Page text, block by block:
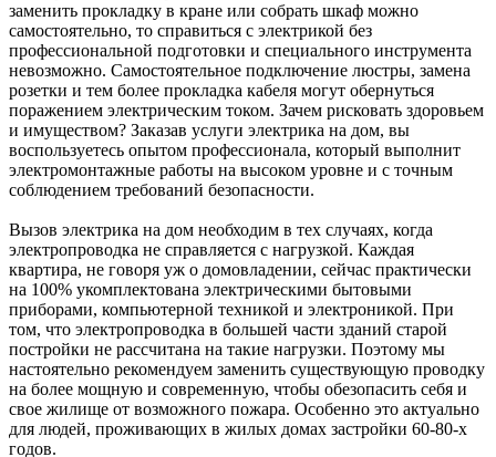
заменить прокладку в кране или собрать шкаф можно
самостоятельно, то справиться с электрикой без
профессиональной подготовки и специального инструмента
невозможно. Самостоятельное подключение люстры, замена
розетки и тем более прокладка кабеля могут обернуться
поражением электрическим током. Зачем рисковать здоровьем
и имуществом? Заказав услуги электрика на дом, вы
воспользуетесь опытом профессионала, который выполнит
электромонтажные работы на высоком уровне и с точным
соблюдением требований безопасности.
Вызов электрика на дом необходим в тех случаях, когда
электропроводка не справляется с нагрузкой. Каждая
квартира, не говоря уж о домовладении, сейчас практически
на 100% укомплектована электрическими бытовыми
приборами, компьютерной техникой и электроникой. При
том, что электропроводка в большей части зданий старой
постройки не рассчитана на такие нагрузки. Поэтому мы
настоятельно рекомендуем заменить существующую проводку
на более мощную и современную, чтобы обезопасить себя и
свое жилище от возможного пожара. Особенно это актуально
для людей, проживающих в жилых домах застройки 60-80-х
годов.